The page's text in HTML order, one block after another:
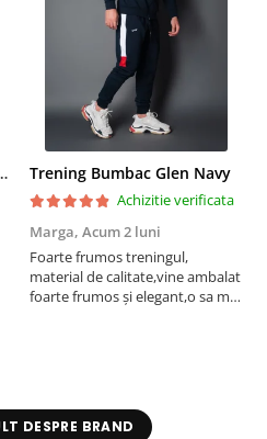
si snur Navy Trening Bumbac Glen Navy
Achizitie verificata
Marga, Acum 2 luni
Foarte frumos treningul,
material de calitate,vine ambalat
foarte frumos și elegant,o sa mai
DESPRE BRAND